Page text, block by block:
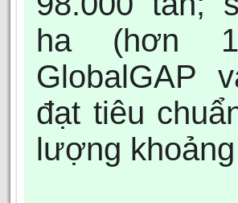
ha (hơn
GlobalGAP
đạt tiêu
lượng